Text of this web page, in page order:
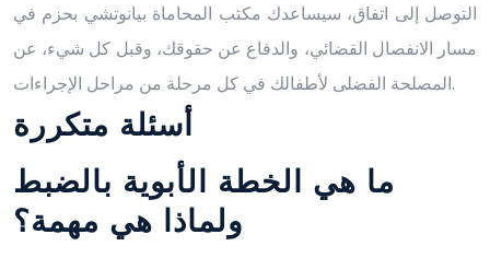
التوصل إلى اتفاق، سيساعدك مكتب المحاماة بيانوتشي بحزم في
مسار الانفصال القضائي، والدفاع عن حقوقك، وقبل كل شيء، عن
المصلحة الفضلى لأطفالك في كل مرحلة من مراحل الإجراءات.
أسئلة متكررة
ما هي الخطة الأبوية بالضبط
ولماذا هي مهمة؟